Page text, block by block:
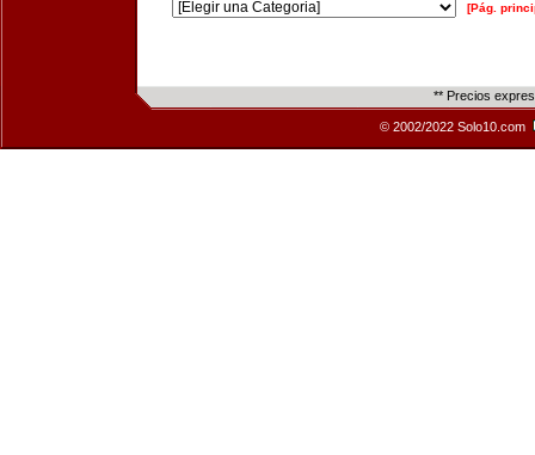
[Pág.
** Precios
© 2002/2022 Solo10.com